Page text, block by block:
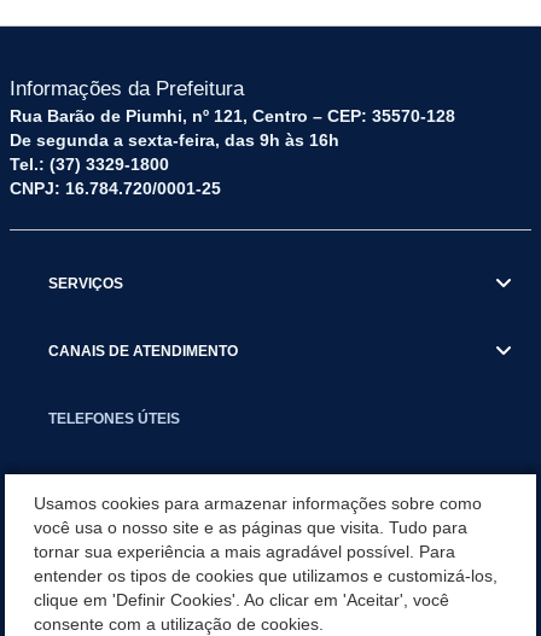
Informações da Prefeitura
Rua Barão de Piumhi, nº 121, Centro – CEP: 35570-128
De segunda a sexta-feira, das 9h às 16h
Tel.: (37) 3329-1800
CNPJ: 16.784.720/0001-25
SERVIÇOS
CANAIS DE ATENDIMENTO
TELEFONES ÚTEIS
NOTÍCIAS
APLICATIVO
Usamos cookies para armazenar informações sobre como
você usa o nosso site e as páginas que visita. Tudo para
tornar sua experiência a mais agradável possível. Para
entender os tipos de cookies que utilizamos e customizá-los,
clique em 'Definir Cookies'. Ao clicar em 'Aceitar', você
consente com a utilização de cookies.